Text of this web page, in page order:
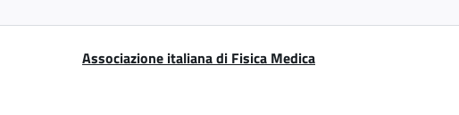
Associazione italiana di Fisica Medica